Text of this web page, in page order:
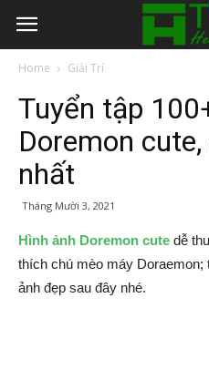
Home Giải Trí
Tuyển tập
Doremon
nhất
Tháng Mười 3, 2021
Hình ảnh Doremon cute dễ
thích chú mèo máy
ảnh đẹp sau đây nhé.